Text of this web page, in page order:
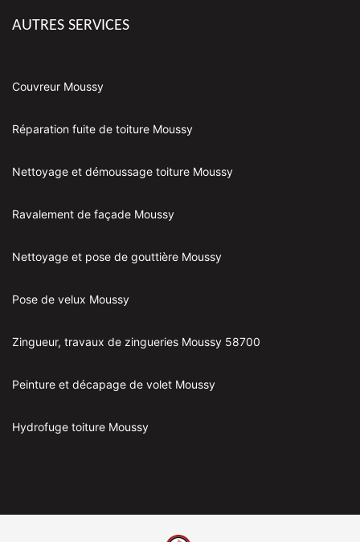
AUTRES SERVICES
Couvreur Moussy
Réparation fuite de toiture Moussy
Nettoyage et démoussage toiture Moussy
Ravalement de façade Moussy
Nettoyage et pose de gouttière Moussy
Pose de velux Moussy
Zingueur, travaux de zingueries Moussy 58700
Peinture et décapage de volet Moussy
Hydrofuge toiture Moussy